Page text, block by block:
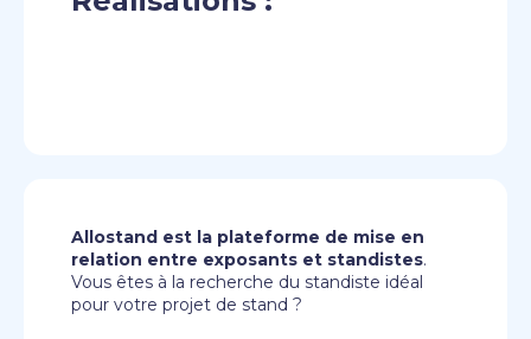
Allostand est la plateforme de mise en
relation entre exposants et standistes.
Vous êtes à la recherche du standiste idéal
pour votre projet de stand ?